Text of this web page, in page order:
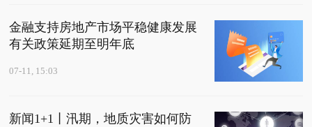
金融支持房地产市场平稳健康发展
有关政策延期至明年底
07-11, 15:03
新闻1+1丨汛期，地质灾害如何防